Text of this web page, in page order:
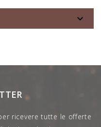

ricevere tutte le offerte